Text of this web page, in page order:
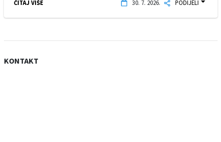
ČITAJ VIŠE 30. 7. 2026. PODIJELI
KONTAKT